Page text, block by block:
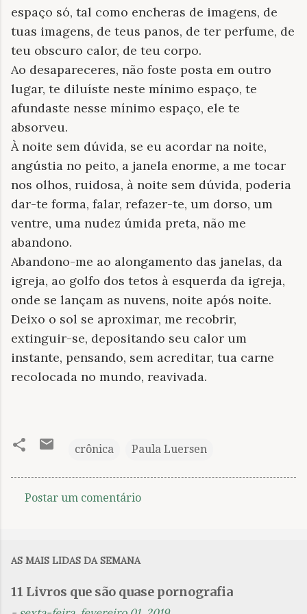
espaço só, tal como encheras de imagens, de
tuas imagens, de teus panos, de ter perfume, de
teu obscuro calor, de teu corpo.
Ao desapareceres, não foste posta em outro
lugar, te diluíste neste mínimo espaço, te
afundaste nesse mínimo espaço, ele te
absorveu.
À noite sem dúvida, se eu acordar na noite,
angústia no peito, a janela enorme, a me tocar
nos olhos, ruidosa, à noite sem dúvida, poderia
dar-te forma, falar, refazer-te, um dorso, um
ventre, uma nudez úmida preta, não me
abandono.
Abandono-me ao alongamento das janelas, da
igreja, ao golfo dos tetos à esquerda da igreja,
onde se lançam as nuvens, noite após noite.
Deixo o sol se aproximar, me recobrir,
extinguir-se, depositando seu calor um
instante, pensando, sem acreditar, tua carne
recolocada no mundo, reavivada.
crônica Paula Luersen
n
t
Postar um comentário
AS MAIS LIDAS DA SEMANA
11 Livros que são quase pornografia